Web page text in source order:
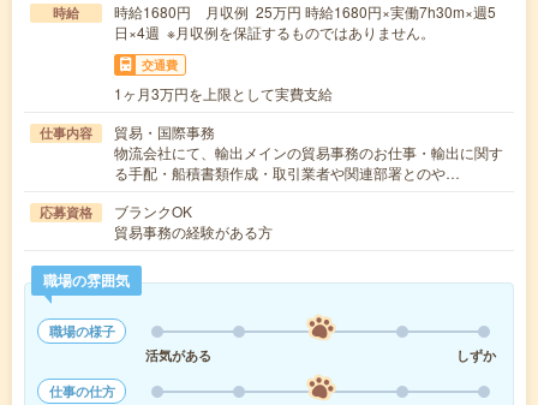
時給
時給1680円 月収例 25万円 時給1680円×実働7h30m×週5
日×4週 ※月収例を保証するものではありません。
交通費
1ヶ月3万円を上限として実費支給
仕事内容
貿易・国際事務
物流会社にて、輸出メインの貿易事務のお仕事・輸出に関す
る手配・船積書類作成・取引業者や関連部署とのや…
応募資格
ブランクOK
貿易事務の経験がある方
職場の雰囲気
職場の様子
活気がある
しずか
仕事の仕方